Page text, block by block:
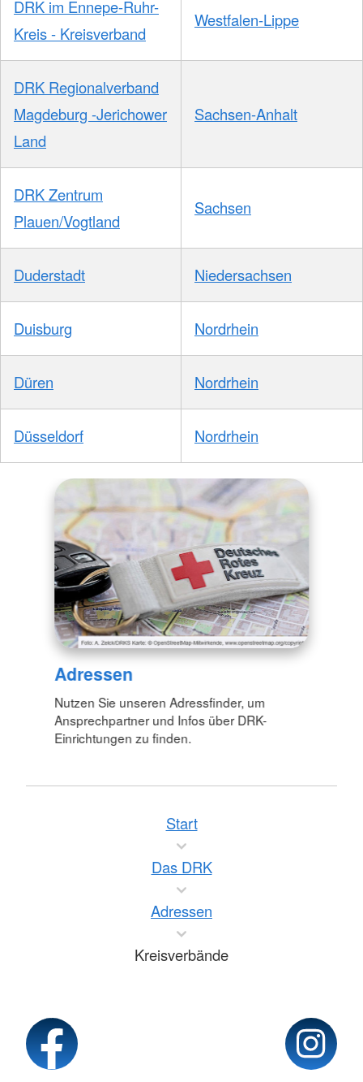
DRK im Ennepe-Ruhr-
Kreis - Kreisverband
Westfalen-Lippe
DRK Regionalverband
Magdeburg -Jerichower
Land
Sachsen-Anhalt
DRK Zentrum
Plauen/Vogtland
Sachsen
Duderstadt Niedersachsen
Duisburg Nordrhein
Düren Nordrhein
Düsseldorf Nordrhein
Adressen
Nutzen Sie unseren Adressfinder, um
Ansprechpartner und Infos über DRK-
Einrichtungen zu finden.
Start
Das DRK
Adressen
Kreisverbände